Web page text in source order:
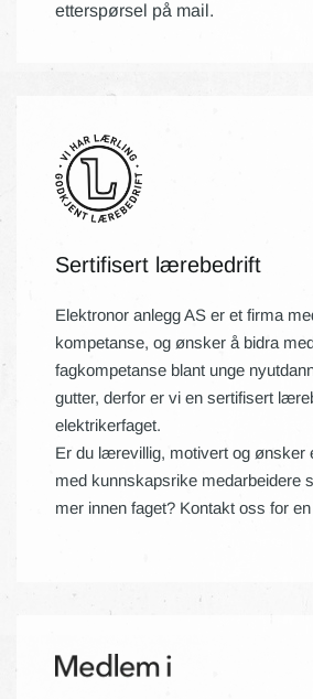
etterspørsel på mail.
Sertifisert lærebedrift
Elektronor anlegg AS er et firma
kompetanse, og ønsker å bidra
fagkompetanse blant unge
gutter, derfor er vi en sertifisert
elektrikerfaget.
Er du lærevillig, motivert og ønsker
med kunnskapsrike medarbeidere
mer innen faget? Kontakt oss for